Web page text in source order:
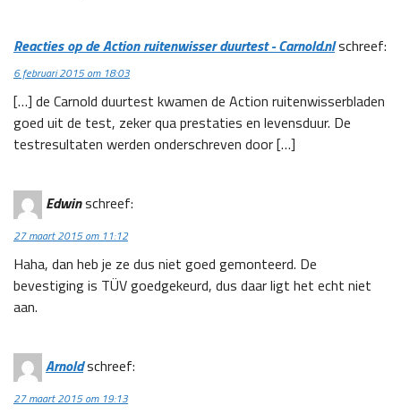
Reacties op de Action ruitenwisser duurtest - Carnold.nlschreef:
6 februari 2015 om 18:03
[…] de Carnold duurtest kwamen de Action ruitenwisserbladen
goed uit de test, zeker qua prestaties en levensduur. De
testresultaten werden onderschreven door […]
Edwinschreef:
27 maart 2015 om 11:12
Haha, dan heb je ze dus niet goed gemonteerd. De
bevestiging is TÜV goedgekeurd, dus daar ligt het echt niet
aan.
Arnoldschreef:
27 maart 2015 om 19:13